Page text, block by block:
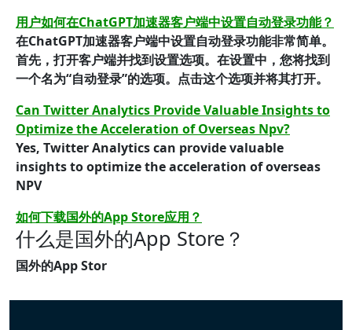
用户如何在ChatGPT加速器客户端中设置自动登录功能？
在ChatGPT加速器客户端中设置自动登录功能非常简单。
首先，打开客户端并找到设置选项。在设置中，您将找到
一个名为“自动登录”的选项。点击这个选项并将其打开。
Can Twitter Analytics Provide Valuable Insights to
Optimize the Acceleration of Overseas Npv?
Yes, Twitter Analytics can provide valuable
insights to optimize the acceleration of overseas
NPV
如何下载国外的App Store应用？
什么是国外的App Store？
国外的App Stor